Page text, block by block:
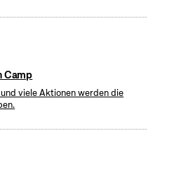
Camp
viele Aktionen werden die